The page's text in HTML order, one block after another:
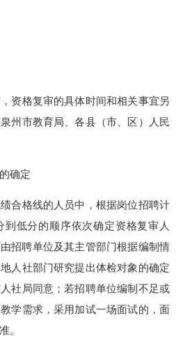
格复审的具体时间和相关事宜另
州市教育局、各县（市、区）人民
确定
格线的人员中，根据岗位招聘计
低分的顺序依次确定资格复审人
招聘单位及其主管部门根据编制情
人社部门研究提出体检对象的确定
社局同意；若招聘单位编制不足或
学需求，采用加试一场面试的，面
。